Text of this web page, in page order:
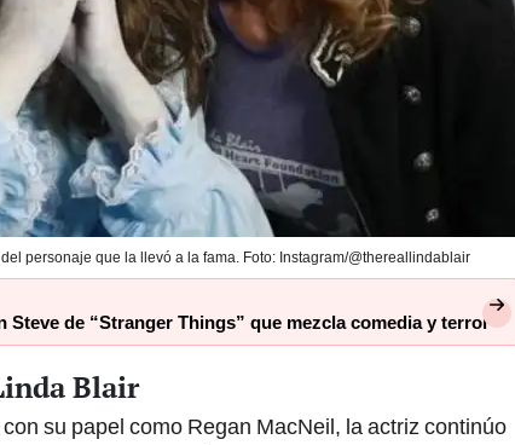
personaje que la llevó a la fama. Foto: Instagram/@thereallindablair
Steve de “Stranger Things” que mezcla comedia y terror
Blair
su papel como Regan MacNeil, la actriz continúo